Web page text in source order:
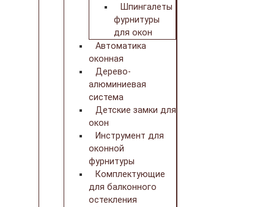
Шпингалеты
фурнитуры
для окон
Автоматика
оконная
Дерево-
алюминиевая
система
Детские замки для
окон
Инструмент для
оконной
фурнитуры
Комплектующие
для балконного
остекления